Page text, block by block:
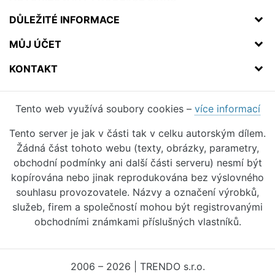
DŮLEŽITÉ INFORMACE
MŮJ ÚČET
KONTAKT
Tento web využívá soubory cookies – více informací
Tento server je jak v části tak v celku autorským dílem.
Žádná část tohoto webu (texty, obrázky, parametry,
obchodní podmínky ani další části serveru) nesmí být
kopírována nebo jinak reprodukována bez výslovného
souhlasu provozovatele. Názvy a označení výrobků,
služeb, firem a společností mohou být registrovanými
obchodními známkami příslušných vlastníků.
2006 – 2026 | TRENDO s.r.o.